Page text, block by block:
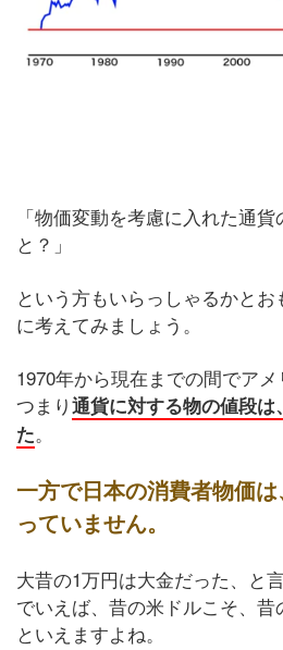
「物価変動を考慮に入れた通
と？」
という方もいらっしゃるかと
に考えてみましょう。
1970年から現在までの間でアメ
つまり通貨に対する物の値段は
た。
一方で日本の消費者物価
っていません。
大昔の1万円は大金だった、と
でいえば、昔の米ドルこそ、
といえますよね。